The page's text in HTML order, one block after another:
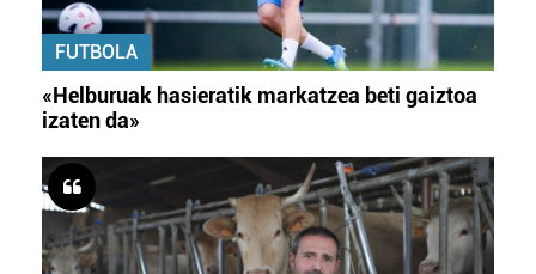
FUTBOLA
«Helburuak hasieratik markatzea beti gaiztoa
izaten da»